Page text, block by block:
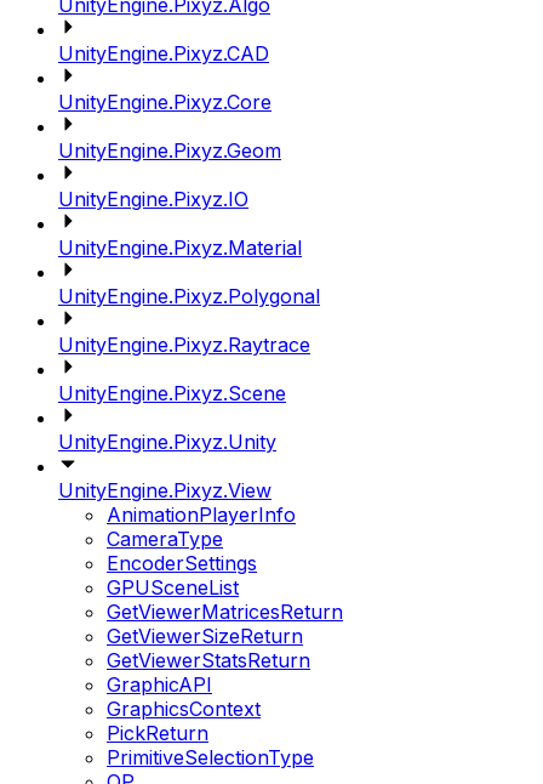
UnityEngine.Pixyz.Algo
UnityEngine.Pixyz.CAD
UnityEngine.Pixyz.Core
UnityEngine.Pixyz.Geom
UnityEngine.Pixyz.IO
UnityEngine.Pixyz.Material
UnityEngine.Pixyz.Polygonal
UnityEngine.Pixyz.Raytrace
UnityEngine.Pixyz.Scene
UnityEngine.Pixyz.Unity
UnityEngine.Pixyz.View
AnimationPlayerInfo
CameraType
EncoderSettings
GPUSceneList
GetViewerMatricesReturn
GetViewerSizeReturn
GetViewerStatsReturn
GraphicAPI
GraphicsContext
PickReturn
PrimitiveSelectionType